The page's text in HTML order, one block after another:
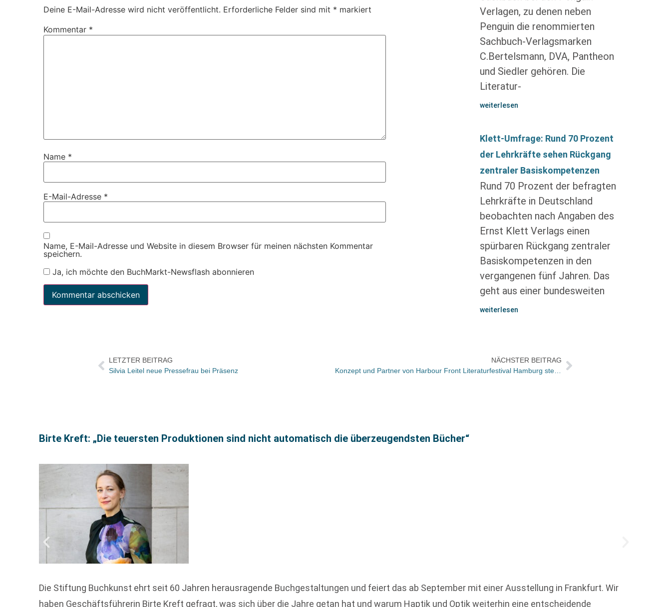
Deine E-Mail-Adresse wird nicht veröffentlicht. Erforderliche Felder sind mit * markiert
Kommentar *
Name *
E-Mail-Adresse *
Name, E-Mail-Adresse und Website in diesem Browser für meinen nächsten Kommentar
speichern.
Ja, ich möchte den BuchMarkt-Newsflash abonnieren
Verlagen, zu denen neben
Penguin die renommierten
Sachbuch-Verlagsmarken
C.Bertelsmann, DVA, Pantheon
und Siedler gehören. Die
Literatur-
weiterlesen
Klett-Umfrage: Rund 70 Prozent
der Lehrkräfte sehen Rückgang
zentraler Basiskompetenzen
Rund 70 Prozent der befragten
Lehrkräfte in Deutschland
beobachten nach Angaben des
Ernst Klett Verlags einen
spürbaren Rückgang zentraler
Basiskompetenzen in den
vergangenen fünf Jahren. Das
geht aus einer bundesweiten
weiterlesen
LETZTER BEITRAG
Silvia Leitel neue Pressefrau bei Präsenz
NÄCHSTER BEITRAG
Birte Kreft: „Die teuersten Produktionen sind nicht automatisch die überzeugendsten Bücher“
Die Stiftung Buchkunst ehrt seit 60 Jahren herausragende Buchgestaltungen und feiert das ab September mit einer Ausstellung in Frankfurt. Wir
haben Geschäftsführerin Birte Kreft gefragt, was sich über die Jahre getan hat und warum Haptik und Optik weiterhin eine entscheidende